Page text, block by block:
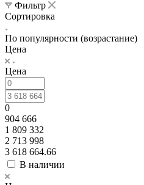
Сортировка
По популярности (возрастание)
Цена
Цена
0
904 666
1 809 332
2 713 998
3 618 664.66